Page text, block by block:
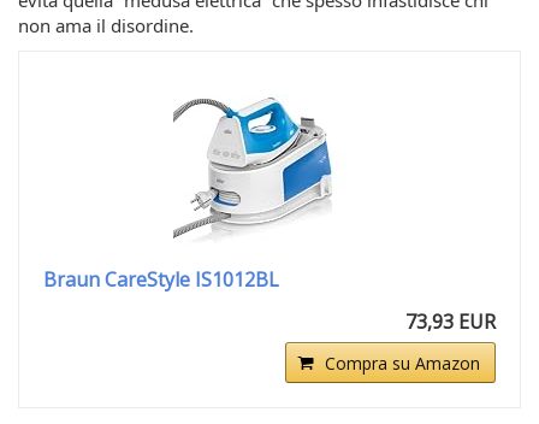
non ama il disordine.
Braun CareStyle IS1012BL
73,93 EUR
Compra su Amazon